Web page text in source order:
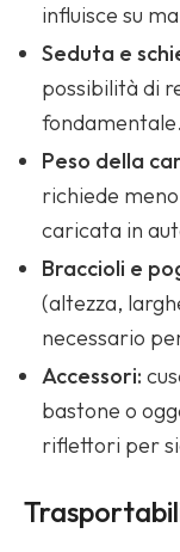
influisce su
Seduta e
possibilità di
fondamentale.
Peso della
richiede
caricata in
Braccioli e
(altezza,
necessario
Accessori:
bastone o
riflettori per